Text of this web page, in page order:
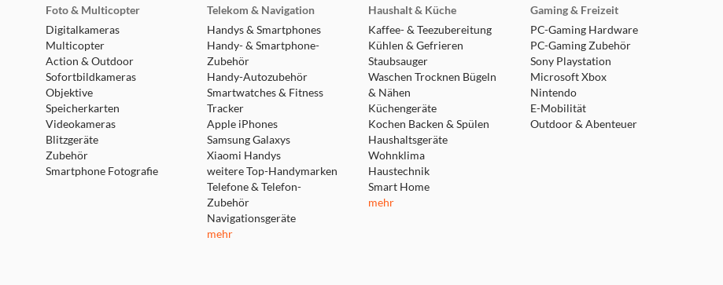
Foto & Multicopter
Digitalkameras
Multicopter
Action & Outdoor
Sofortbildkameras
Objektive
Speicherkarten
Videokameras
Blitzgeräte
Zubehör
Smartphone Fotografie
Telekom & Navigation
Handys & Smartphones
Handy- & Smartphone-
Zubehör
Handy-Autozubehör
Smartwatches & Fitness
Tracker
Apple iPhones
Samsung Galaxys
Xiaomi Handys
weitere Top-Handymarken
Telefone & Telefon-
Zubehör
Navigationsgeräte
mehr
Haushalt & Küche
Kaffee- & Teezubereitung
Kühlen & Gefrieren
Staubsauger
Waschen Trocknen Bügeln
& Nähen
Küchengeräte
Kochen Backen & Spülen
Haushaltsgeräte
Wohnklima
Haustechnik
Smart Home
mehr
Gaming & Freizeit
PC-Gaming Hardware
PC-Gaming Zubehör
Sony Playstation
Microsoft Xbox
Nintendo
E-Mobilität
Outdoor & Abenteuer